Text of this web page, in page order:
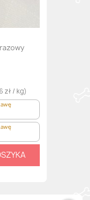
zł / kg)